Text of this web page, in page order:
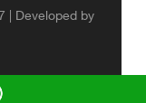
| Developed by